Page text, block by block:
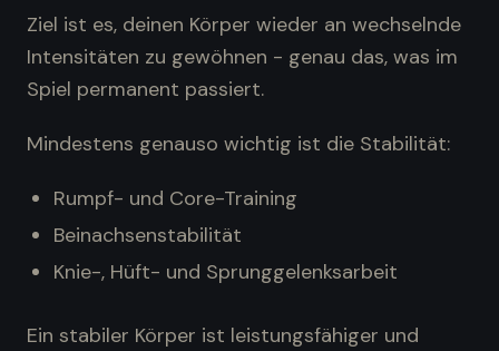
Ziel ist es, deinen Körper wieder an wechselnde
Intensitäten zu gewöhnen - genau das, was im
Spiel permanent passiert.
Mindestens genauso wichtig ist die Stabilität:
Rumpf- und Core-Training
Beinachsenstabilität
Knie-, Hüft- und Sprunggelenksarbeit
Ein stabiler Körper ist leistungsfähiger und